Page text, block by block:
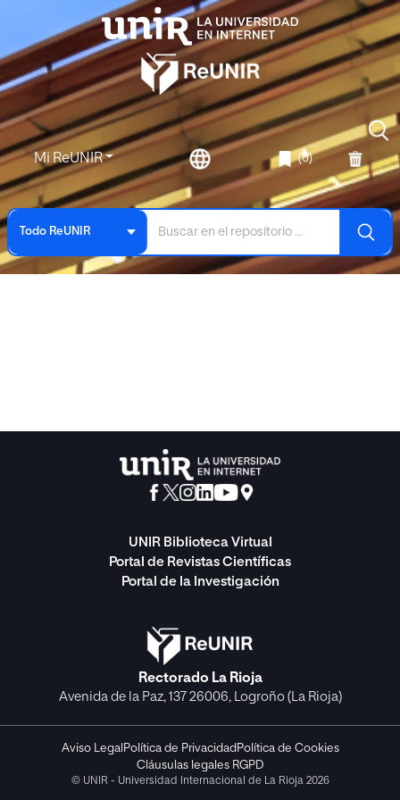
Mi ReUNIR (0)
Todo ReUNIR
UNIR Biblioteca Virtual
Portal de Revistas Científicas
Portal de la Investigación
Rectorado La Rioja
Avenida de la Paz, 137 26006, Logroño (La Rioja)
Aviso Legal Política de Privacidad Política de Cookies
Cláusulas legales RGPD
© UNIR - Universidad Internacional de La Rioja 2026